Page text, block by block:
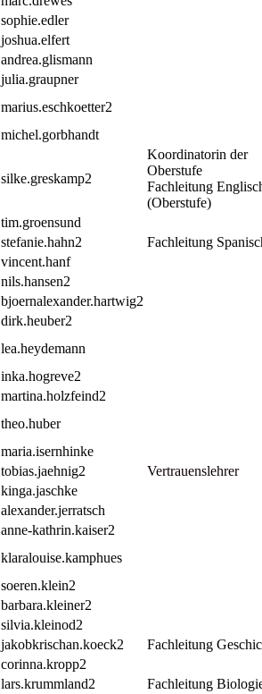
sophie.edler
joshua.elfert
andrea.glismann
julia.graupner
marius.eschkoetter2
michel.gorbhandt
silke.greskamp2
Koordinatorin der
Oberstufe
Fachleitung
(Oberstufe)
tim.groensund
stefanie.hahn2
Fachleitung
vincent.hanf
nils.hansen2
bjoernalexander.hartwig2
dirk.heuber2
lea.heydemann
inka.hogreve2
martina.holzfeind2
theo.huber
maria.isernhinke
tobias.jaehnig2
Vertrauenslehrer
kinga.jaschke
alexander.jerratsch
anne-kathrin.kaiser2
klaralouise.kamphues
soeren.klein2
barbara.kleiner2
silvia.kleinod2
jakobkrischan.koeck2
Fachleitung
corinna.kropp2
lars.krummland2
Fachleitung